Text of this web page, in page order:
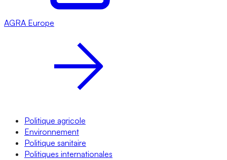
AGRA Europe
Politique agricole
Environnement
Politique sanitaire
Politiques internationales